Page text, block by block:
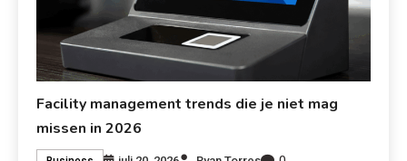
Facility management trends die je niet mag
missen in 2026